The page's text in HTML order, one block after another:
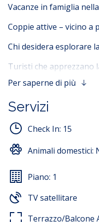
Vacanze in famiglia
Coppie attive – vicino a
Chi desidera esplorare
Turisti che apprezzano
Prenotate oggi stesso e
L'appartamento può
Il prezzo di affitto
Per saperne di più
Servizi
Check In: 15
Animali domestici:
Piano: 1
TV satellitare
Terrazzo/Balcone